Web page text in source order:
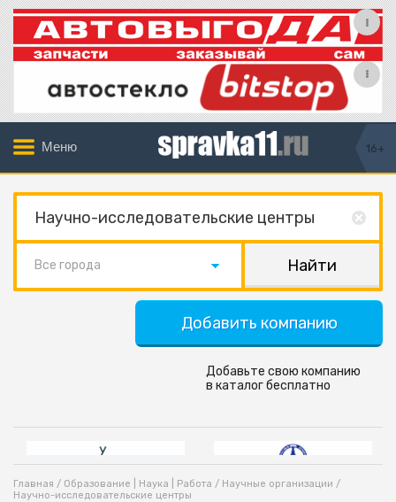
Меню 16+
Все города
Добавить компанию
Добавьте свою компанию
в каталог бесплатно
Главная / Образование | Наука | Работа / Научные организации /
Научно-исследовательские центры